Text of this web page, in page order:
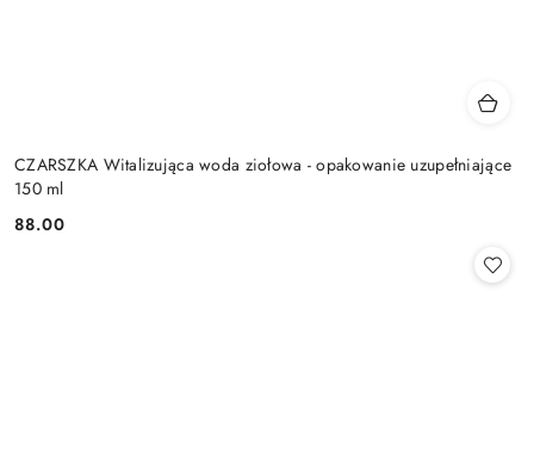
CZARSZKA Witalizująca woda ziołowa - opakowanie uzupełniające
150 ml
Cena:
88.00